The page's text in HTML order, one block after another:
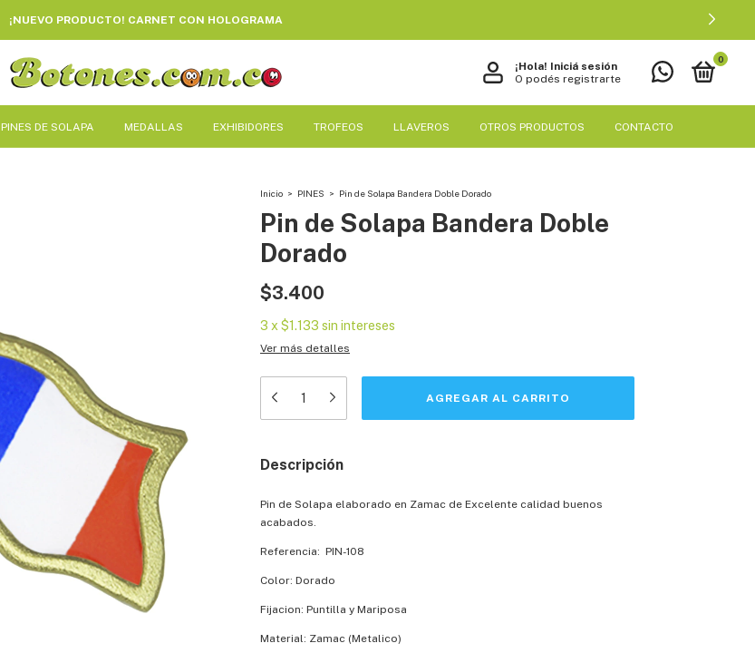
¡NUEVO PRODUCTO! CARNET CON HOLOGRAMA
¡Hola! Iniciá sesión
O podés registrarte
0
PINES DE SOLAPA MEDALLAS EXHIBIDORES TROFEOS LLAVEROS OTROS PRODUCTOS CONTACTO
Inicio > PINES > Pin de Solapa Bandera Doble Dorado
Pin de Solapa Bandera Doble
Dorado
$3.400
3 x $1.133 sin intereses
Ver más detalles
Descripción
Pin de Solapa elaborado en Zamac de Excelente calidad buenos
acabados.
Referencia: PIN-108
Color: Dorado
Fijacion: Puntilla y Mariposa
Material: Zamac (Metalico)